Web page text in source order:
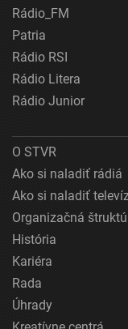
Rádio_FM
Patria
Rádio RSI
Rádio Litera
Rádio Junior
O STVR
Ako si naladiť rádiá
Ako si naladiť
Organizačná
História
Kariéra
Rada
Úhrady